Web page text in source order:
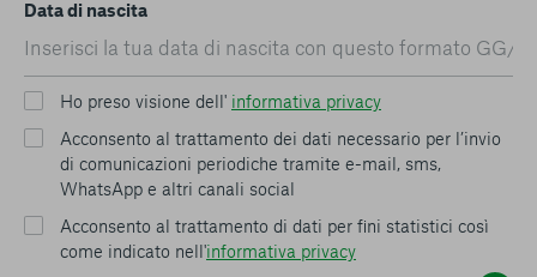
Data di nascita
Ho preso visione dell' informativa privacy
Acconsento al trattamento dei dati necessario per l’invio
di comunicazioni periodiche tramite e-mail, sms,
WhatsApp e altri canali social
Acconsento al trattamento di dati per fini statistici così
come indicato nell'informativa privacy